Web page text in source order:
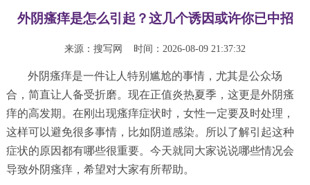
外阴瘙痒是怎么引起？这几个诱因或许你已中招
来源： 搜写网 时间：2026-08-09 21:37:32
外阴瘙痒是一件让人特别尴尬的事情，尤其是公众场
合，简直让人备受折磨。现在正值炎热夏季，这更是外阴瘙
痒的高发期。在刚出现瘙痒症状时，女性一定要及时处理，
这样可以避免很多事情，比如阴道感染。所以了解引起这种
症状的原因都有哪些很重要。今天就同大家说说哪些情况会
导致外阴瘙痒，希望对大家有所帮助。